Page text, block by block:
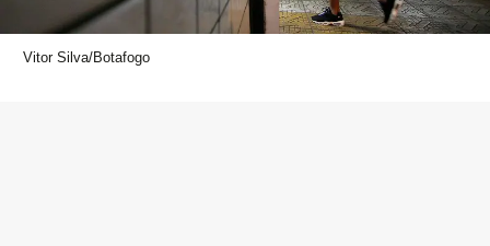
Vitor Silva/Botafogo